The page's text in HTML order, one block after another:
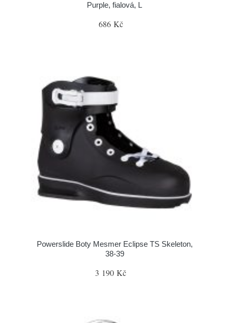
Purple, fialová, L
686 Kč
Powerslide Boty Mesmer Eclipse TS Skeleton,
38-39
3 190 Kč